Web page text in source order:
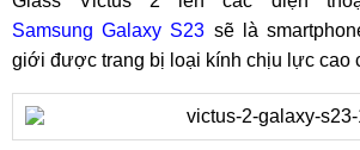
Samsung Galaxy S23 sẽ là
giới được trang bị loại kính chịu lực cao